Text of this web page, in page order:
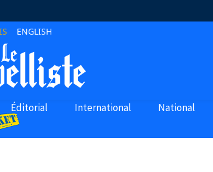
ENGLISH
Éditorial International National